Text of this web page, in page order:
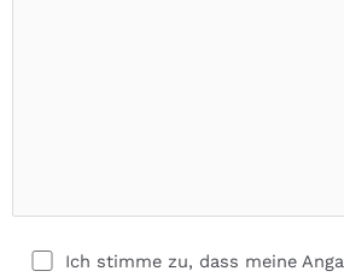
Ich stimme zu, dass meine